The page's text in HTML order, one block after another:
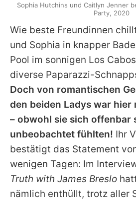
Wie beste Freundinnen
und Sophia in knapper
Pool im sonnigen Los
diverse Paparazzi-
Doch von romantischen
den beiden Ladys war hier
– obwohl sie sich offenbar
unbeobachtet fühlten! Ihr
bestätigt das Statement
wenigen Tagen: Im
Truth with James Breslo
nämlich enthüllt, trotz aller
Sophia Hutchins und Caitlyn Jenner
Party, 2020